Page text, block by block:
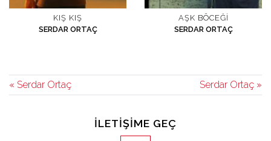
KIŞ KIŞ
SERDAR ORTAÇ
AŞK BÖCEĞI
SERDAR ORTAÇ
« Serdar Ortaç Serdar Ortaç »
İLETIŞIME GEÇ